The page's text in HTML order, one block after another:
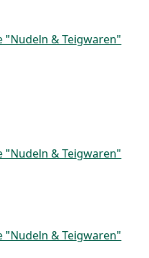
& Teigwaren"
& Teigwaren"
& Teigwaren"